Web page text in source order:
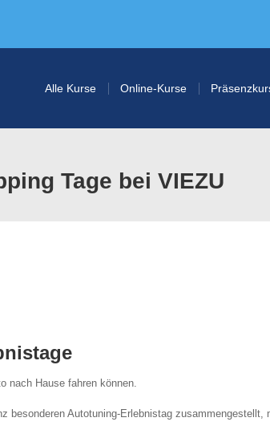
Alle Kurse Online-Kurse
Tage bei VIEZU
nach Hause fahren können.
besonderen Autotuning-Erlebnistag zusammengestellt,